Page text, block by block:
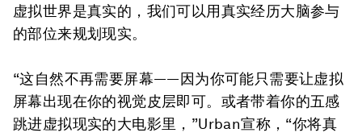
虚拟世界是真实的，我们可以用真实经历大脑参与
的部位来规划现实。
“这自然不再需要屏幕——因为你可能只需要让虚拟
屏幕出现在你的视觉皮层即可。或者带着你的五感
跳进虚拟现实的大电影里，”Urban宣称，“你将真